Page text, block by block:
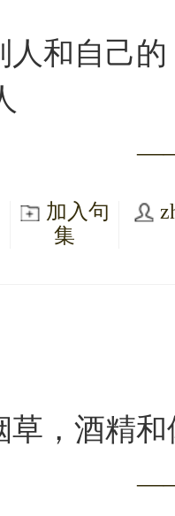
人和自己
加入句
集
草，酒精